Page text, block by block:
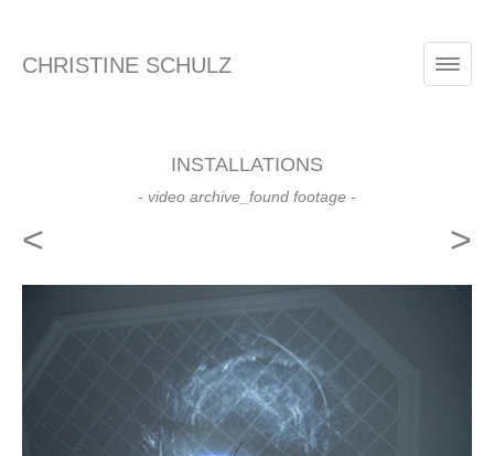
CHRISTINE SCHULZ
INSTALLATIONS
- video archive_found footage -
< >